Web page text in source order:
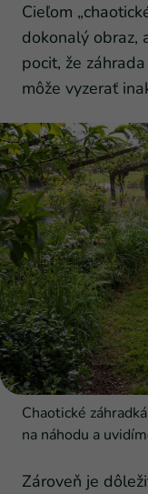
Cieľom
dokonalý obraz,
pocit, že
môže vyzerať
Chaotické
na náhodu a
Zároveň je